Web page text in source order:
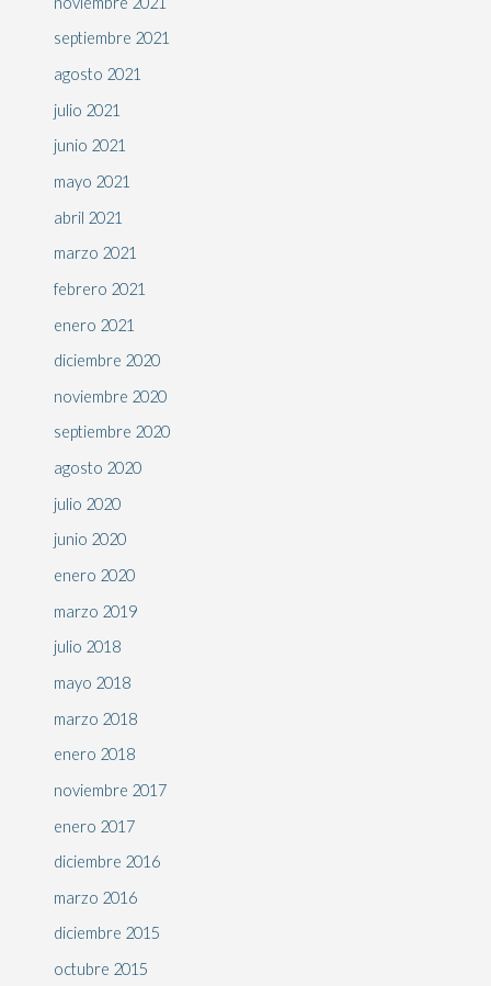
septiembre 2021
agosto 2021
julio 2021
junio 2021
mayo 2021
abril 2021
marzo 2021
febrero 2021
enero 2021
diciembre 2020
noviembre 2020
septiembre 2020
agosto 2020
julio 2020
junio 2020
enero 2020
marzo 2019
julio 2018
mayo 2018
marzo 2018
enero 2018
noviembre 2017
enero 2017
diciembre 2016
marzo 2016
diciembre 2015
octubre 2015